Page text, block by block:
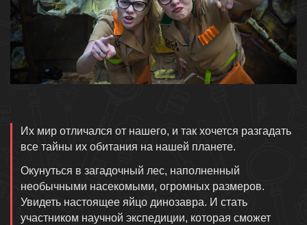
Описание
Их мир отличался от нашего, и так хочется разгадать
все тайны их обитания на нашей планете.
Окунуться в загадочный лес, наполненный
необычными насекомыми, огромных размеров.
Увидеть настоящее яйцо динозавра. И стать
участником научной экспедиции, которая сможет